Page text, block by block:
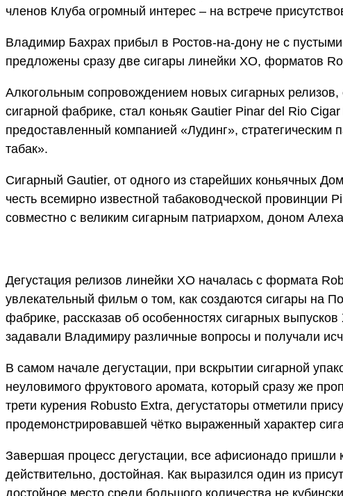
членов Клуба огромный интерес – на встрече
Владимир Бахрах прибыл в Ростов-на-дону не с
предложены сразу две сигары линейки XO, форматов
Алкогольным сопровождением новых сигарных релизов,
сигарной фабрике, стал коньяк Gautier Pinar del Rio
предоставленный компанией «Лудинг», стратегическим
табак».
Сигарный Gautier, от одного из старейших коньячных
честь всемирно известной табаководческой провинции
совместно с великим сигарным патриархом, доном
Дегустация релизов линейки XO началась с формата
увлекательный фильм о том, как создаются сигары на
фабрике, рассказав об особенностях сигарных
задавали Владимиру различные вопросы и получали
В самом начале дегустации, при вскрытии сигарной
неуловимого фруктового аромата, который сразу же
трети курения Robusto Extra, дегустаторы отметили
продемонстрировавшей чётко выраженный характер
Завершая процесс дегустации, все афисионадо пришли
действительно, достойная. Как выразился один из
достойное место среди большого количества не